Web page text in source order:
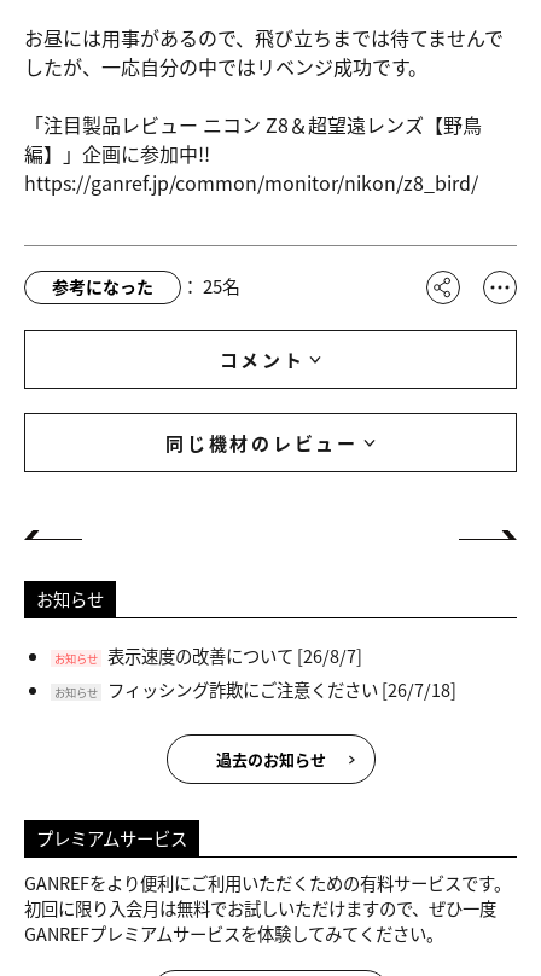
お昼には用事があるので、飛び立ちまでは待てませんで
したが、一応自分の中ではリベンジ成功です。
「注目製品レビュー ニコン Z8＆超望遠レンズ【野鳥
編】」企画に参加中!!
https://ganref.jp/common/monitor/nikon/z8_bird/
参考になった ： 25名
コメント
同じ機材のレビュー
お知らせ
お知らせ 表示速度の改善について [26/8/7]
お知らせ フィッシング詐欺にご注意ください[26/7/18]
過去のお知らせ
プレミアムサービス
GANREFをより便利にご利用いただくための有料サービスです。
初回に限り入会月は無料でお試しいただけますので、ぜひ一度
GANREFプレミアムサービスを体験してみてください。